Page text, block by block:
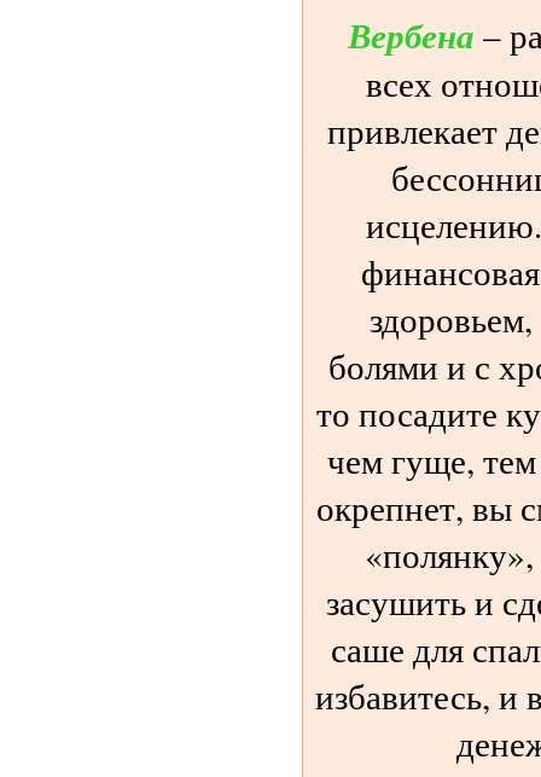
Вербена –
всех
привлекает
болями и с
то посадите
чем гуще,
окрепнет, вы
засушить и
саше для
избавитесь, и